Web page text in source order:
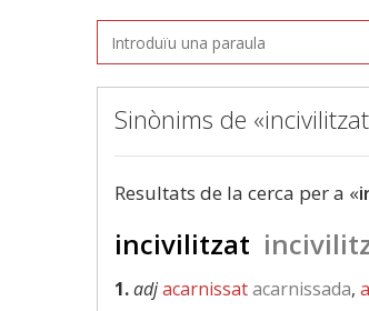
Sinònims de
Resultats de la cerca per a «
incivilitzat
1.adjacarnissatacarnissada,